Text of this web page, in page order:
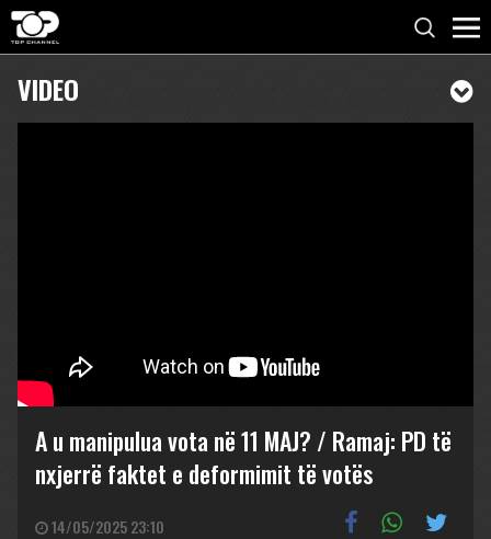
VIDEO
A u manipulua vota në 11 MAJ? / Ramaj: PD të
nxjerrë faktet e deformimit të votës
14/05/2025 23:10